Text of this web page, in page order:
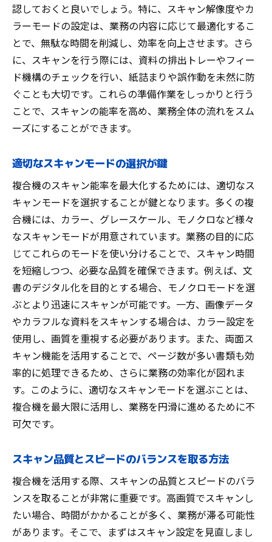
ファイルフォーマット選択の影響を理解す
る
複合機で高画質スキャンを実現するためのテク
ニック
画質向上のためのスキャン設定調整法
カラーとモノクロスキャンの選択基準
鮮明なスキャンを実現するための用紙条件
画像編集ソフトでのポストプロセス方法
スキャンデータの圧縮と画質保持のバラン
ス
ペーパーレス化を推進する複合機活用法
デジタルアーカイブの構築方法
スキャンデータの共有とアクセスの効率化
クラウドサービスとの連携によるペーパー
レス化
ペーパーレス化のためのスキャンワークフ
ローの構築
物理ファイルからデジタルデータへの変換
ペーパーレス化のメリットと効果的な実施
方法
業務効率アップ！複合機のスキャン機能を最大
スキャン機能を活用した業務プロセスの自
動化
スキャンデータを用いたリアルタイム情報
共有
スキャンとデジタル署名を組み合わせたペ
認しておくと良いでしょう。特に、スキャン解像度やカ
ラーモードの設定は、業務の内容に応じて最適化するこ
とで、無駄な時間を削減し、効率を向上させます。さら
に、スキャンを行う際には、資料の排出トレーやフィー
ド機構のチェックを行い、紙詰まりや誤作動を未然に防
ぐことも大切です。これらの準備作業をしっかりと行う
ことで、スキャンの能率を高め、業務全体の流れをスム
ーズにすることができます。
適切なスキャンモードの選択が鍵
複合機のスキャン能率を最大化するためには、適切なス
キャンモードを選択することが鍵となります。多くの複
合機には、カラー、グレースケール、モノクロなど様々
なスキャンモードが用意されています。業務の目的に応
じてこれらのモードを使い分けることで、スキャン時間
を短縮しつつ、必要な品質を確保できます。例えば、文
書のデジタル化を目的とする場合、モノクロモードを選
ぶとより迅速にスキャンが可能です。一方、画像データ
やカラフルな資料をスキャンする場合は、カラー設定を
使用し、画質を重視する必要があります。また、両面ス
キャン機能を活用することで、ページ数が多い書類も効
率的に処理できるため、さらに業務の効率化が図れま
す。このように、適切なスキャンモードを選ぶことは、
複合機を最大限に活用し、業務を円滑に進めるために不
可欠です。
スキャン品質とスピードのバランスを取る方法
複合機を活用する際、スキャンの品質とスピードのバラ
ンスを取ることが非常に重要です。高画質でスキャンし
たい場合、時間がかかることが多く、業務が滞る可能性
があります。そこで、まずはスキャン設定を見直しまし